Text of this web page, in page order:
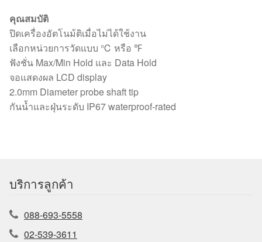
คุณสมบัติ
ปิดเครื่องอัตโนม้ติเมื่อไม่ได้ใช้งาน
เลือกหน่วยการวัดแบบ ℃ หรือ ℉
ฟังชั่น Max/Min Hold และ Data Hold
จอแสดงผล LCD display
2.0mm Diameter probe shaft tip
กันน้ำและฝุ่นระดับ IP67 waterproof-rated
บริการลูกค้า
088-693-5558
02-539-3611